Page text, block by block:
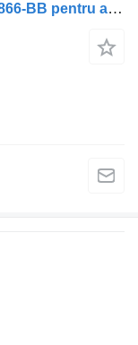
Unitate de control Jaguar BW83-15K866-BB pentru automobil Jaguar XF250